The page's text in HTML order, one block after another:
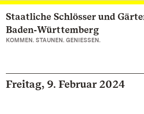
Zum Hauptinhalt springen
Staatliche Schlösser und
Baden‑Württemberg
KOMMEN. STAUNEN. GENIESSEN.
Freitag, 9. Februar 2024